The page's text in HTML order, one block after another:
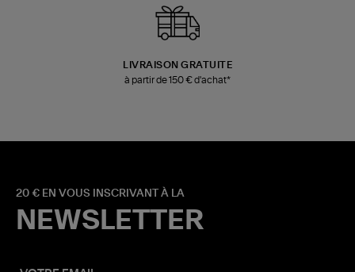
LIVRAISON GRATUITE
à partir de 150 € d'achat*
20 € EN VOUS INSCRIVANT À LA
NEWSLETTER